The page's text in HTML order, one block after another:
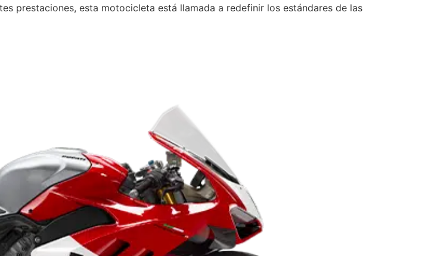
prestaciones, esta motocicleta está llamada a redefinir los estándares de las